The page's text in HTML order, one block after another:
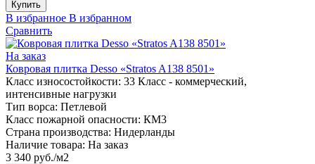
Купить
В избранное В избранном
Сравнить
На заказ
Ковровая плитка Desso «Stratos A138 8501»
Класс износостойкости: 33 Класс - коммерческий,
интенсивные нагрузки
Тип ворса: Петлевой
Класс пожарной опасности: КМ3
Страна производства: Нидерланды
Наличие товара: На заказ
3 340 руб./м2